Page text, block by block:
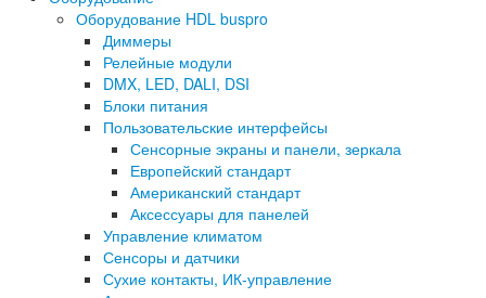
Оборудование HDL buspro
Диммеры
Релейные модули
DMX, LED, DALI, DSI
Блоки питания
Пользовательские интерфейсы
Сенсорные экраны и панели, зеркала
Европейский стандарт
Американский стандарт
Аксессуары для панелей
Управление климатом
Сенсоры и датчики
Сухие контакты, ИК-управление